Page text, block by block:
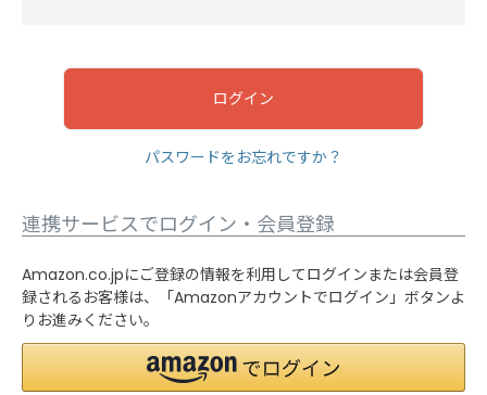
ログイン
パスワードをお忘れですか？
連携サービスでログイン・会員登録
Amazon.co.jpにご登録の情報を利用してログインまたは会員登
録されるお客様は、「Amazonアカウントでログイン」ボタンよ
りお進みください。